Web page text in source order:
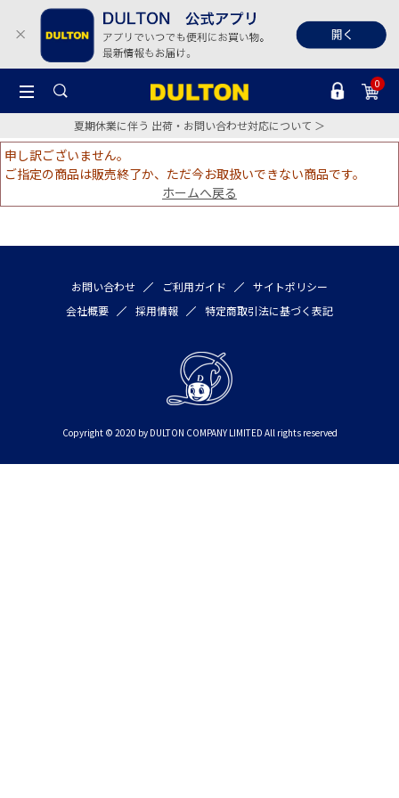
0
夏期休業に伴う 出荷・お問い合わせ対応について ＞
申し訳ございません。
ご指定の商品は販売終了か、ただ今お取扱いできない商品です。
ホームへ戻る
お問い合わせ ご利用ガイド
サイトポリシー
会社概要
採用情報 特定商取引法に基づく表記
Copyright © 2020 by DULTON COMPANY LIMITED All rights reserved